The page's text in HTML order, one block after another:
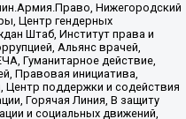
Нижегородский
Центр гендерных
Штаб, Институт права и
Альянс врачей,
Гуманитарное действие,
Правовая инициатива,
поддержки и содействия
Горячая Линия, В защиту
и социальных движений,